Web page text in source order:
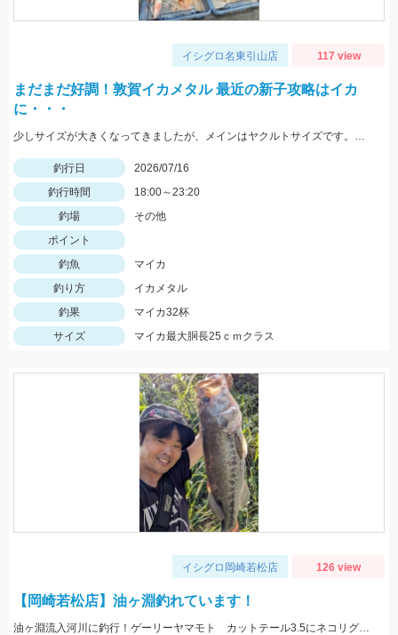
イシグロ名東引山店 117 view
まだまだ好調！敦賀イカメタル 最近の新子攻略はイカ
に・・・
少しサイズが大きくなってきましたが、メインはヤクルトサイズです。アタリの小ささがネックとなりますので、高感度系ロッドや手数を増やしてより強いアタリがでるようにカラーローテーションは必須ですよ♪
釣行日
2026/07/16
釣行時間
18:00～23:20
釣場
その他
ポイント
釣魚
マイカ
釣り方
イカメタル
釣果
マイカ32杯
サイズ
マイカ最大胴長25ｃｍクラス
イシグロ岡崎若松店 126 view
【岡崎若松店】油ヶ淵釣れています！
油ヶ淵流入河川に釣行！ゲーリーヤマモト カットテール3.5にネコリグ0.3ｇでヒット！カットテールは初心者オススメですよ！！